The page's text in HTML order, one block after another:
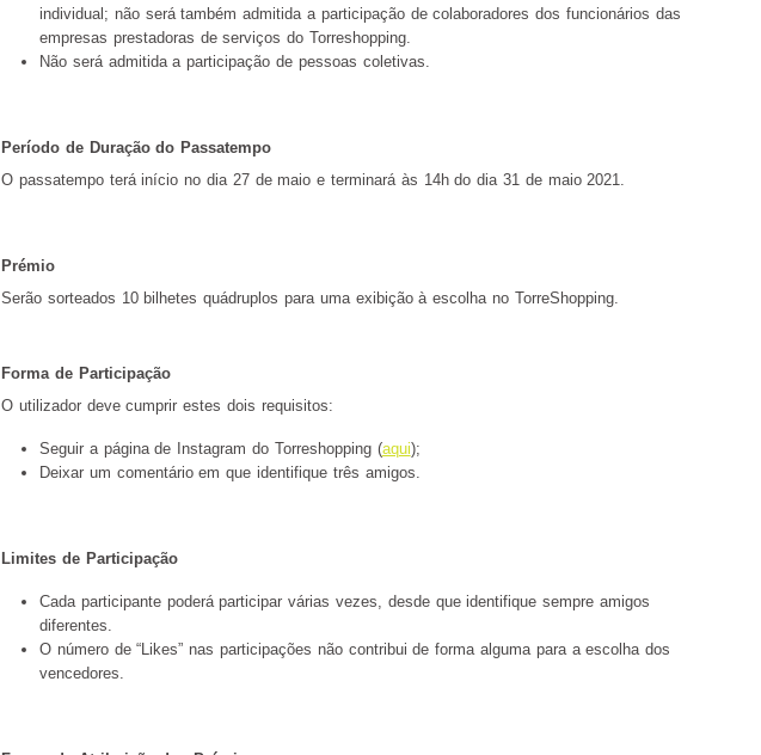
individual; não será também admitida a participação de colaboradores dos funcionários das
empresas prestadoras de serviços do Torreshopping.
Não será admitida a participação de pessoas coletivas.
Período de Duração do Passatempo
O passatempo terá início no dia 27 de maio e terminará às 14h do dia 31 de maio 2021.
Prémio
Serão sorteados 10 bilhetes quádruplos para uma exibição à escolha no TorreShopping.
Forma de Participação
O utilizador deve cumprir estes dois requisitos:
Seguir a página de Instagram do Torreshopping (aqui);
Deixar um comentário em que identifique três amigos.
Limites de Participação
Cada participante poderá participar várias vezes, desde que identifique sempre amigos
diferentes.
O número de “Likes” nas participações não contribui de forma alguma para a escolha dos
vencedores.